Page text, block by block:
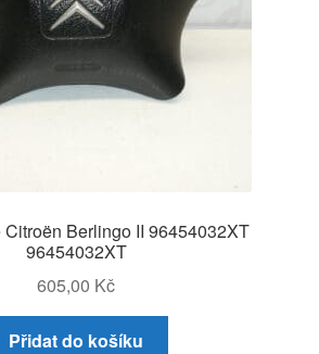
Berlingo II 96454032XT
96454032XT
605,00 Kč
Přidat do košíku